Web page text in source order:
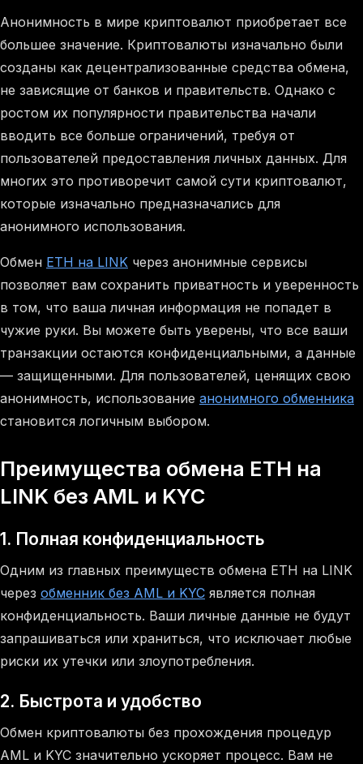
Анонимность в мире криптовалют приобретает все
большее значение. Криптовалюты изначально были
созданы как децентрализованные средства обмена,
не зависящие от банков и правительств. Однако с
ростом их популярности правительства начали
вводить все больше ограничений, требуя от
пользователей предоставления личных данных. Для
многих это противоречит самой сути криптовалют,
которые изначально предназначались для
анонимного использования.
Обмен ETH на LINK через анонимные сервисы
позволяет вам сохранить приватность и уверенность
в том, что ваша личная информация не попадет в
чужие руки. Вы можете быть уверены, что все ваши
транзакции остаются конфиденциальными, а данные
— защищенными. Для пользователей, ценящих свою
анонимность, использование анонимного обменника
становится логичным выбором.
Преимущества обмена ETH на
LINK без AML и KYC
1. Полная конфиденциальность
Одним из главных преимуществ обмена ETH на LINK
через обменник без AML и KYC является полная
конфиденциальность. Ваши личные данные не будут
запрашиваться или храниться, что исключает любые
риски их утечки или злоупотребления.
2. Быстрота и удобство
Обмен криптовалюты без прохождения процедур
AML и KYC значительно ускоряет процесс. Вам не